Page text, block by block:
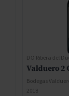
DO Ribera del
Valduero 2
Bodegas
2018